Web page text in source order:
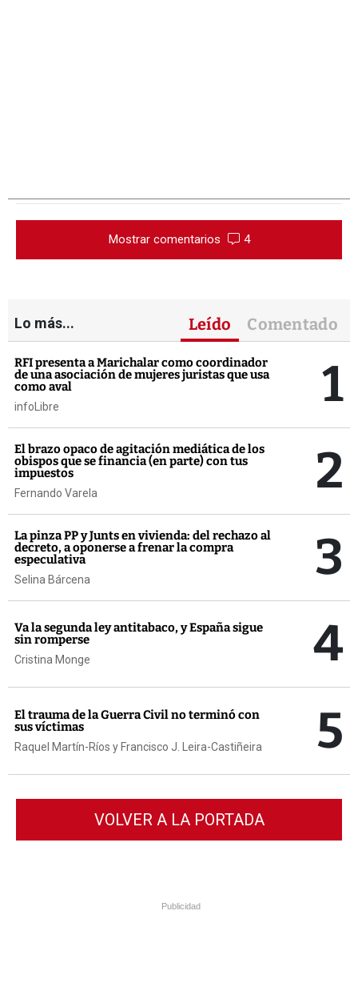
Mostrar comentarios 4
Lo más... Leído Comentado
RFI presenta a Marichalar como coordinador
de una asociación de mujeres juristas que usa
como aval
infoLibre 1
El brazo opaco de agitación mediática de los
obispos que se financia (en parte) con tus
impuestos
Fernando Varela 2
La pinza PP y Junts en vivienda: del rechazo al
decreto, a oponerse a frenar la compra
especulativa
Selina Bárcena 3
Va la segunda ley antitabaco, y España sigue
sin romperse
Cristina Monge 4
El trauma de la Guerra Civil no terminó con
sus víctimas
Raquel Martín-Ríos y Francisco J. Leira-Castiñeira 5
VOLVER A LA PORTADA
Publicidad